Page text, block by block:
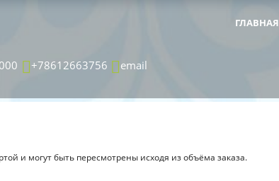
+78612663756 email
ГЛАВНАЯ
и могут быть пересмотрены исходя из объёма заказа.